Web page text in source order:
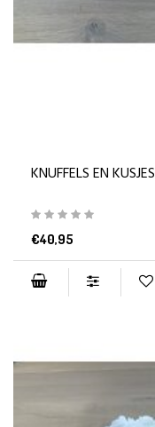
KNUFFELS EN KUSJES
€40,95